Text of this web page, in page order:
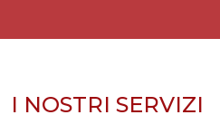
I NOSTRI SERVIZI